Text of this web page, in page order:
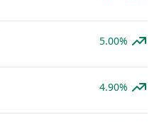
5.00%
4.90%